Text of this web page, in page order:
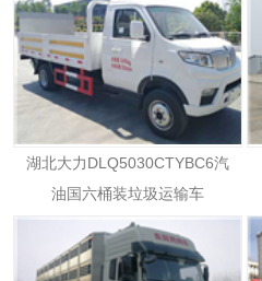
湖北大力DLQ5030CTYBC6汽
油国六桶装垃圾运输车